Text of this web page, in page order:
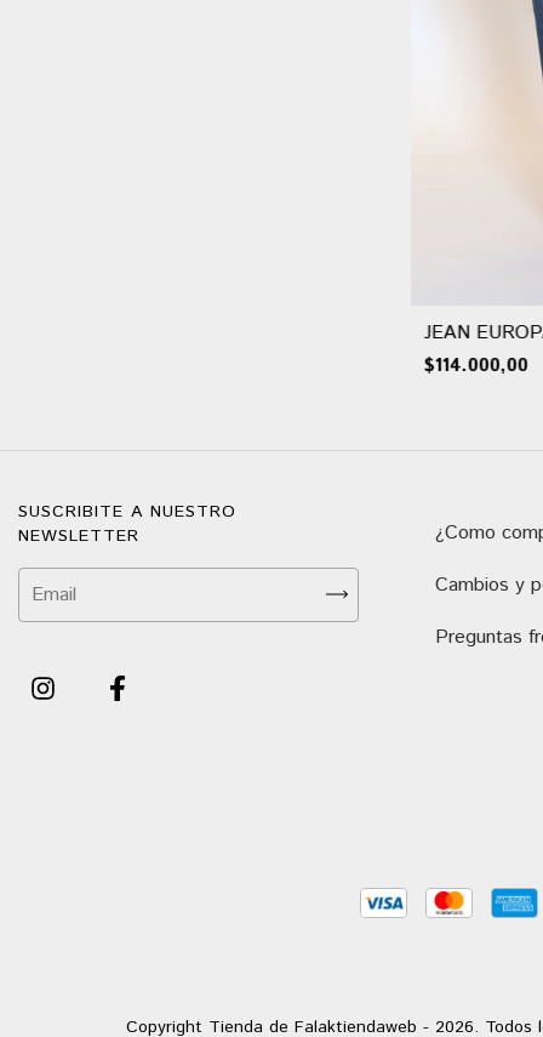
JEAN
$114.000,00
SUSCRIBITE A NUESTRO
NEWSLETTER
¿Como
Cambios y
Preguntas
Copyright Tienda de Falaktiendaweb - 2026. Todos